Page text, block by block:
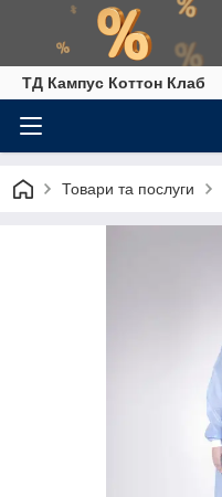
ТД Кампус Коттон Клаб
Товари та послуги